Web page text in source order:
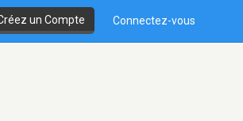
un Compte Connectez-vous